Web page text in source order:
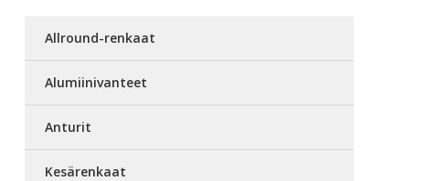
Allround-renkaat
Alumiinivanteet
Anturit
Kesärenkaat